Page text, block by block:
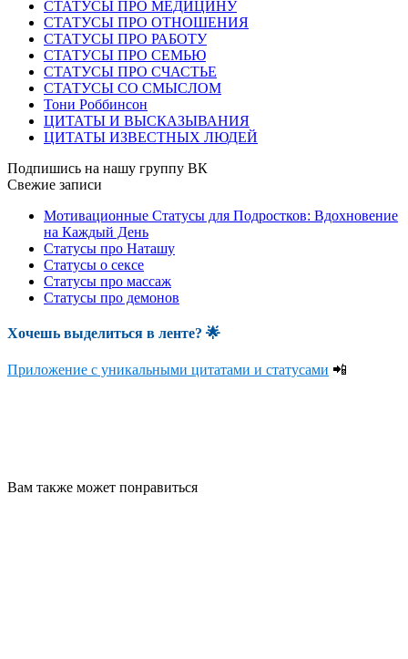
СТАТУСЫ ПРО МЕДИЦИНУ
СТАТУСЫ ПРО ОТНОШЕНИЯ
СТАТУСЫ ПРО РАБОТУ
СТАТУСЫ ПРО СЕМЬЮ
СТАТУСЫ ПРО СЧАСТЬЕ
СТАТУСЫ СО СМЫСЛОМ
Тони Роббинсон
ЦИТАТЫ И ВЫСКАЗЫВАНИЯ
ЦИТАТЫ ИЗВЕСТНЫХ ЛЮДЕЙ
Подпишись на нашу группу ВК
Свежие записи
Мотивационные Статусы для Подростков: Вдохновение
на Каждый День
Статусы про Наташу
Статусы о сексе
Статусы про массаж
Статусы про демонов
Хочешь выделиться в ленте? 🌟
Приложение с уникальными цитатами и статусами 📲
Вам также может понравиться